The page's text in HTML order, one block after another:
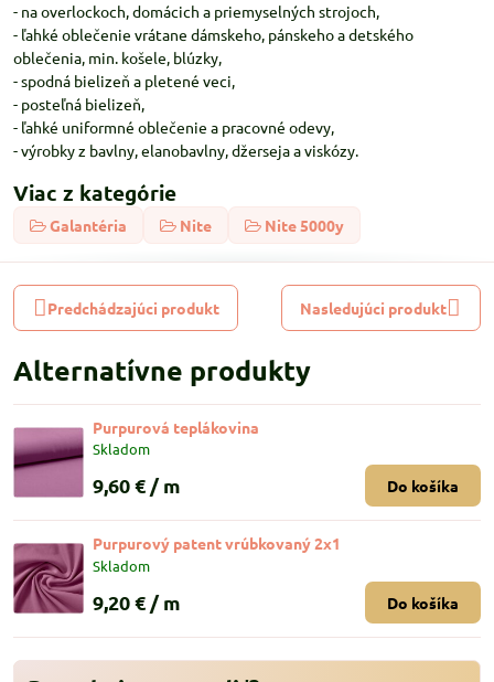
- na overlockoch, domácich a priemyselných strojoch,
- ľahké oblečenie vrátane dámskeho, pánskeho a detského
oblečenia, min. košele, blúzky,
- spodná bielizeň a pletené veci,
- posteľná bielizeň,
- ľahké uniformné oblečenie a pracovné odevy,
- výrobky z bavlny, elanobavlny, džerseja a viskózy.
Viac z kategórie
Galantéria Nite Nite 5000y
Predchádzajúci produkt Nasledujúci produkt
Alternatívne produkty
Purpurová teplákovina
Skladom
9,60 € / m Do košíka
Purpurový patent vrúbkovaný 2x1
Skladom
9,20 € / m Do košíka